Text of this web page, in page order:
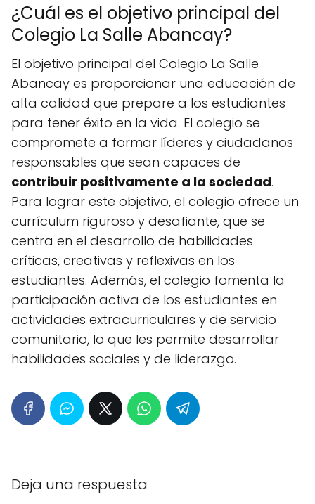
¿Cuál es el objetivo principal del
Colegio La Salle Abancay?
El objetivo principal del Colegio La Salle
Abancay es proporcionar una educación de
alta calidad que prepare a los estudiantes
para tener éxito en la vida. El colegio se
compromete a formar líderes y ciudadanos
responsables que sean capaces de
contribuir positivamente a la sociedad.
Para lograr este objetivo, el colegio ofrece un
currículum riguroso y desafiante, que se
centra en el desarrollo de habilidades
críticas, creativas y reflexivas en los
estudiantes. Además, el colegio fomenta la
participación activa de los estudiantes en
actividades extracurriculares y de servicio
comunitario, lo que les permite desarrollar
habilidades sociales y de liderazgo.
Deja una respuesta